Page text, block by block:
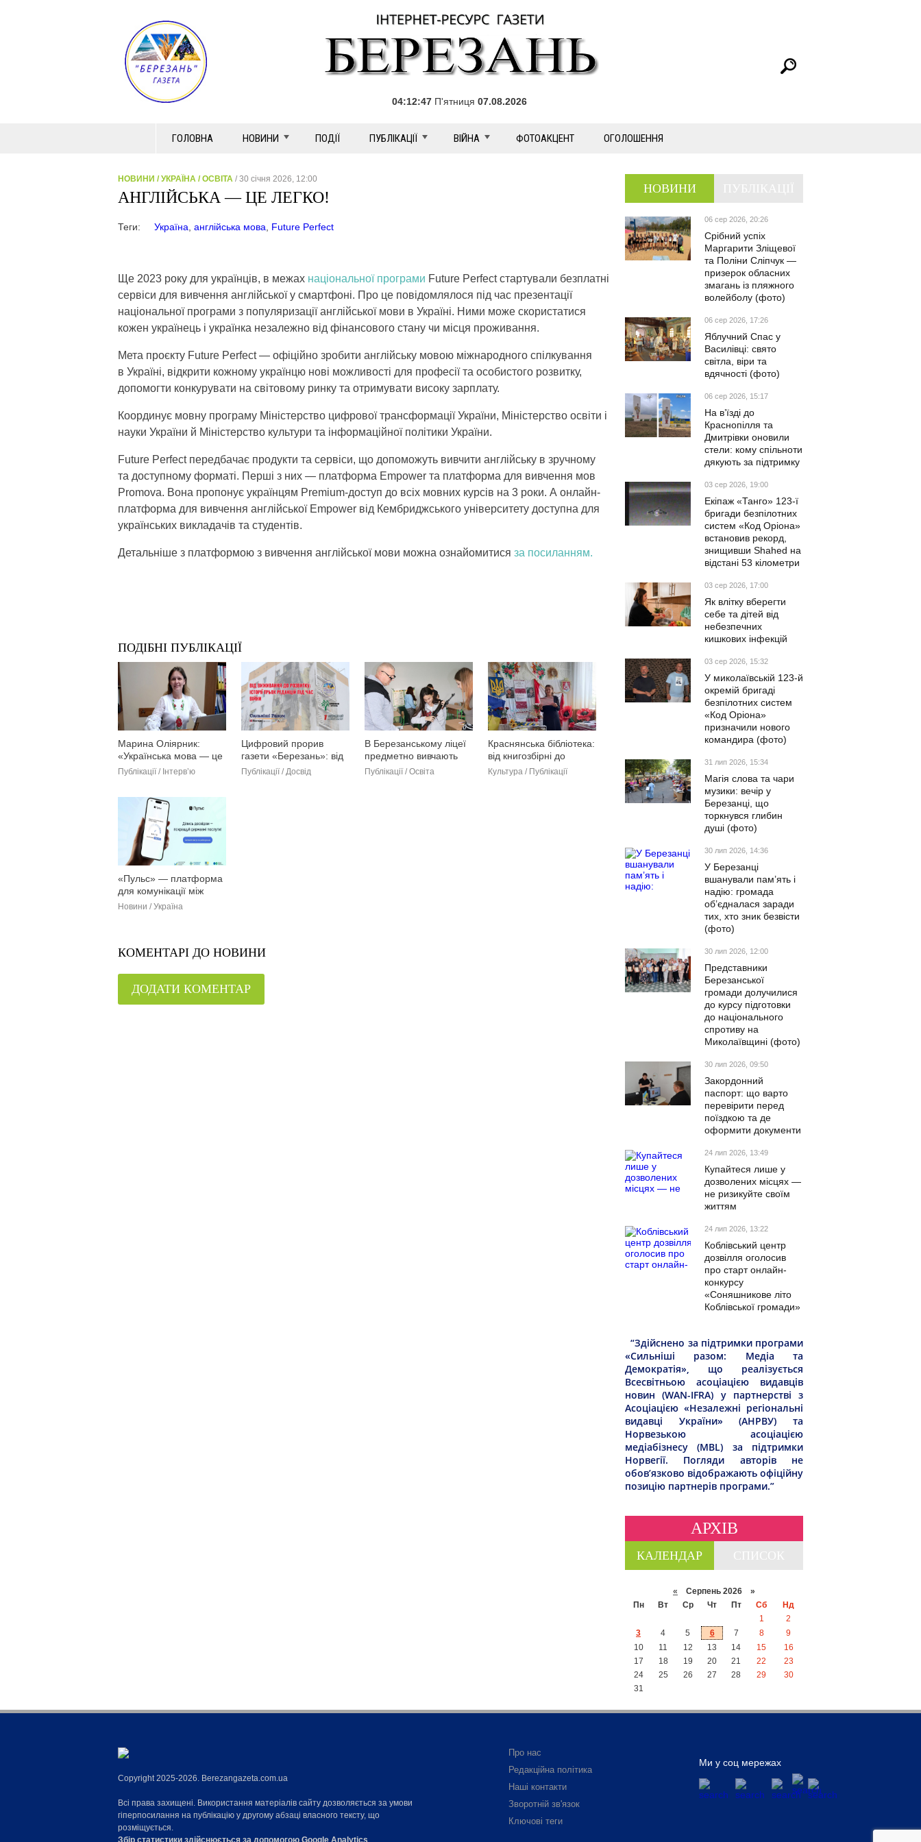
04:12:49 П'ятниця 07.08.2026
ГОЛОВНА НОВИНИ ПОДІЇ ПУБЛІКАЦІЇ ВІЙНА ФОТОАКЦЕНТ ОГОЛОШЕННЯ
НОВИНИ /УКРАЇНА /ОСВІТА / 30 січня 2026, 12:00
АНГЛІЙСЬКА — ЦЕ ЛЕГКО!
Теги: Україна англійська мова Future Perfect
Ще 2023 року для українців, в межах національної програми Future Perfect стартували безплатні
сервіси для вивчення англійської у смартфоні. Про це повідомлялося під час презентації
національної програми з популяризації англійської мови в Україні. Ними може скористатися
кожен українець і українка незалежно від фінансового стану чи місця проживання.
Мета проєкту Future Perfect — офіційно зробити англійську мовою міжнародного спілкування
в Україні, відкрити кожному українцю нові можливості для професії та особистого розвитку,
допомогти конкурувати на світовому ринку та отримувати високу зарплату.
Координує мовну програму Міністерство цифрової трансформації України, Міністерство освіти і
науки України й Міністерство культури та інформаційної політики України.
Future Perfect передбачає продукти та сервіси, що допоможуть вивчити англійську в зручному
та доступному форматі. Перші з них — платформа Empower та платформа для вивчення мов
Promova. Вона пропонує українцям Premium-доступ до всіх мовних курсів на 3 роки. А онлайн-
платформа для вивчення англійської Empower від Кембриджського університету доступна для
українських викладачів та студентів.
Детальніше з платформою з вивчення англійської мови можна ознайомитися за посиланням.
ПОДІБНІ ПУБЛІКАЦІЇ
Марина Оліярник:
«Українська мова — це
круто, це престижно, це
Публікації / Інтерв’ю
Цифровий прорив
газети «Березань»: від
традиційного видання
Публікації / Досвід
В Березанському ліцеї
предметно вивчають
«Захист України»
Публікації / Освіта
Краснянська бібліотека:
від книгозбірні до
центру розвитку та
Культура / Публікації
«Пульс» — платформа
для комунікації між
бізнесом і владою
Новини / Україна
КОМЕНТАРІ ДО НОВИНИ
ДОДАТИ КОМЕНТАР
НОВИНИ
06 сер 2026, 20:26
Срібний успіх
Маргарити Зліщевої
та Поліни Сліпчук —
призерок обласних
змагань із пляжного
волейболу (фото)
06 сер 2026, 17:26
Яблучний Спас у
Василівці: свято
світла, віри та
вдячності (фото)
06 сер 2026, 15:17
На в’їзді до
Краснопілля та
Дмитрівки оновили
стели: кому спільноти
дякують за підтримку
03 сер 2026, 19:00
Екіпаж «Танго» 123-ї
бригади безпілотних
систем «Код Оріона»
встановив рекорд,
знищивши Shahed на
відстані 53 кілометри
03 сер 2026, 17:00
Як влітку вберегти
себе та дітей від
небезпечних
кишкових інфекцій
03 сер 2026, 15:32
У миколаївській 123-й
окремій бригаді
безпілотних систем
«Код Оріона»
призначили нового
командира (фото)
31 лип 2026, 15:34
Магія слова та чари
музики: вечір у
Березанці, що
торкнувся глибин
душі (фото)
30 лип 2026, 14:36
У Березанці
вшанували пам’ять і
надію: громада
об’єдналася заради
тих, хто зник безвісти
(фото)
30 лип 2026, 12:00
Представники
Березанської
громади долучилися
до курсу підготовки
до національного
спротиву на
Миколаївщині (фото)
30 лип 2026, 09:50
Закордонний
паспорт: що варто
перевірити перед
поїздкою та де
оформити документи
24 лип 2026, 13:49
Купайтеся лише у
дозволених місцях —
не ризикуйте своїм
життям
24 лип 2026, 13:22
Коблівський центр
дозвілля оголосив
про старт онлайн-
конкурсу
«Соняшникове літо
Коблівської громади»
“Здійснено за підтримки програми
«Сильніші разом: Медіа та
Демократія», що реалізується
Всесвітньою асоціацією видавців
новин (WAN-IFRA) у партнерстві з
Асоціацією «Незалежні регіональні
видавці України» (АНРВУ) та
Норвезькою асоціацією
медіабізнесу (MBL) за підтримки
Норвегії. Погляди авторів не
обов’язково відображають офіційну
позицію партнерів програми.”
АРХІВ
КАЛЕНДАР
« Серпень 2026 »
Пн
Вт Ср Чт Пт Сб
Нд
1
2
3
4 5 6 7 8
9
10
11 12 13 14 15
16
17
18 19 20 21 22
23
24
25 26 27 28 29
30
31
Copyright 2025-2026. Berezangazeta.com.ua
Всі права захищені. Використання матеріалів сайту дозволяється за умови
гіперпосилання на публікацію у другому абзаці власного тексту, що
розміщується.
Збір статистики здійснюється за допомогою Google Analytics
Про нас
Редакційна політика
Наші контакти
Зворотній зв'язок
Ключові теги
Ми у соц мережах